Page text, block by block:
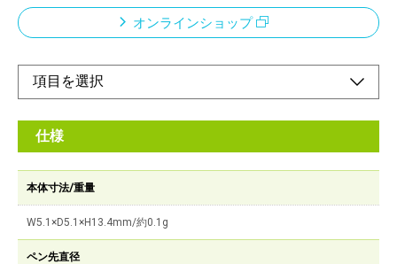
オンラインショップ
仕様
本体寸法/重量
W5.1×D5.1×H13.4mm/約0.1g
ペン先直径